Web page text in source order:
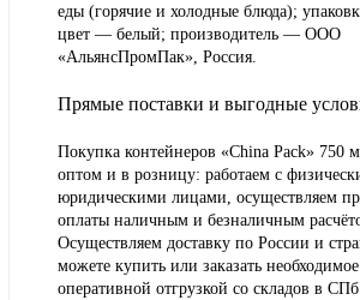
еды (горячие и холодные блюда);
цвет — белый; производитель — ООО
«АльянсПромПак», Россия.
Прямые поставки и выгодные
Покупка контейнеров «China Pack» 750
оптом и в розницу: работаем с
юридическими лицами, осуществляем
оплаты наличным и безналичным
Осуществляем доставку по России и
можете купить или заказать
оперативной отгрузкой со складов в